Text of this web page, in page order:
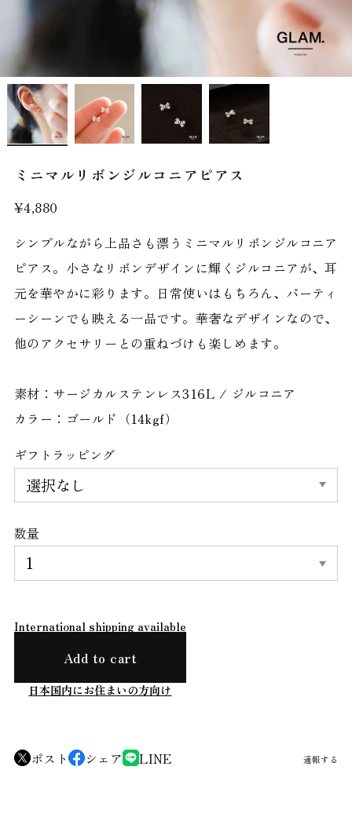
ミニマルリボンジルコニアピアス
¥4,880
シンプルながら上品さも漂うミニマルリボンジルコニア
ピアス。小さなリボンデザインに輝くジルコニアが、耳
元を華やかに彩ります。日常使いはもちろん、パーティ
ーシーンでも映える一品です。華奢なデザインなので、
他のアクセサリーとの重ねづけも楽しめます。
素材：サージカルステンレス316L / ジルコニア
カラー：ゴールド（14kgf）
ギフトラッピング
数量
International shipping available
Add to cart
日本国内にお住まいの方向け
ポスト シェア LINE 通報する